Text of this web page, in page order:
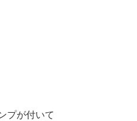
プが付いて